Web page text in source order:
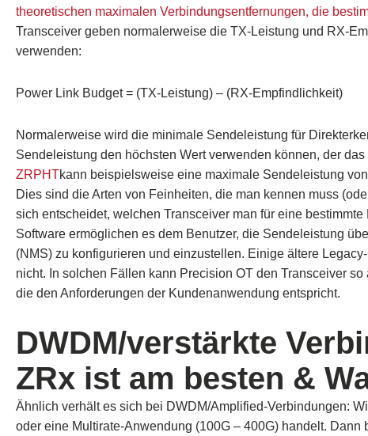
theoretischen maximalen Verbindungsentfernungen, die
Transceiver geben normalerweise die TX-Leistung und RX-
verwenden:
Power Link Budget = (TX-Leistung) – (RX-Empfindlichkeit)
Normalerweise wird die minimale Sendeleistung für
Sendeleistung den höchsten Wert verwenden können, der
ZRPHTkann beispielsweise eine maximale Sendeleistung
Dies sind die Arten von Feinheiten, die man kennen muss
sich entscheidet, welchen Transceiver man für eine
Software ermöglichen es dem Benutzer, die Sendeleistung
(NMS) zu konfigurieren und einzustellen. Einige ältere
nicht. In solchen Fällen kann Precision OT den Transceiver
die den Anforderungen der Kundenanwendung entspricht.
DWDM/verstärkte
ZRx ist am besten &
Ähnlich verhält es sich bei DWDM/Amplified-Verbindungen:
oder eine Multirate-Anwendung (100G – 400G) handelt.